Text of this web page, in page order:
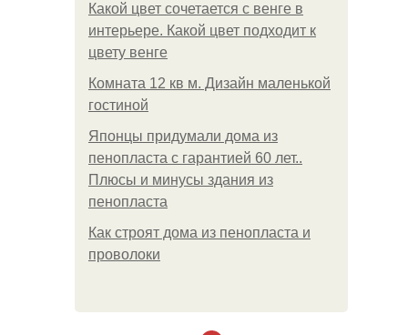
Какой цвет сочетается с венге в
интерьере. Какой цвет подходит к
цвету венге
Комната 12 кв м. Дизайн маленькой
гостиной
Японцы придумали дома из
пенопласта с гарантией 60 лет..
Плюсы и минусы здания из
пенопласта
Как строят дома из пенопласта и
проволоки